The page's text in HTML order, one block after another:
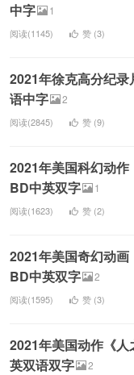
中字
1
阅读(1145) 赞 (3)
2021年徐克高分纪
语中字
2
阅读(2845) 赞 (9)
2021年美国科幻动作
BD中英双字
1
阅读(1623) 赞 (2)
2021年美国奇幻动画
BD中英双字
2
阅读(1595) 赞 (3)
2021年美国动作《
英双语双字
2